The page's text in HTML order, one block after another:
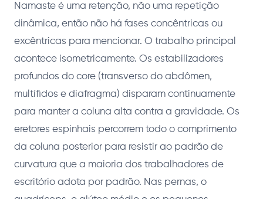
Namaste é uma retenção, não uma repetição
dinâmica, então não há fases concêntricas ou
excêntricas para mencionar. O trabalho principal
acontece isometricamente. Os estabilizadores
profundos do core (transverso do abdômen,
multífidos e diafragma) disparam continuamente
para manter a coluna alta contra a gravidade. Os
eretores espinhais percorrem todo o comprimento
da coluna posterior para resistir ao padrão de
curvatura que a maioria dos trabalhadores de
escritório adota por padrão. Nas pernas, o